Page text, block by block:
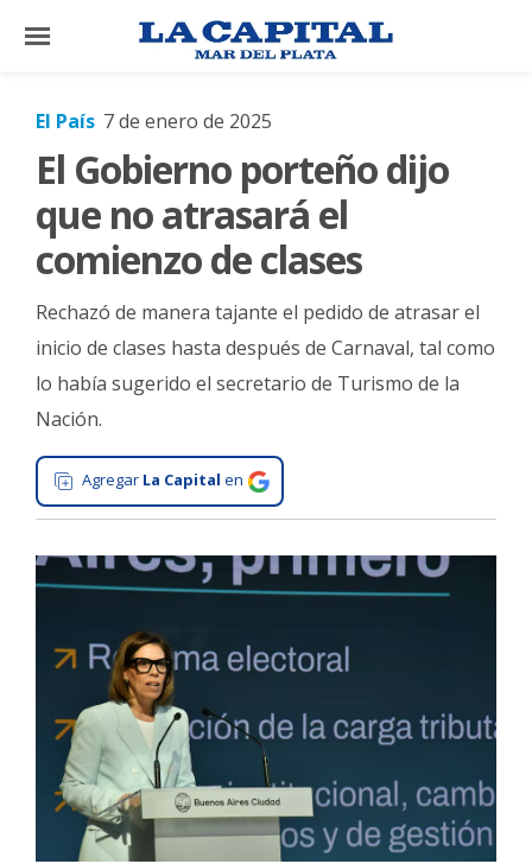
×
El
El
Mundo
La
Zona
Cultura
Tecnología
Gastronomía
Salud
Interés
General
Ciudad
Deportes
Arte
Espectáculos
Policiales
El País 7 de enero de 2025
El Gobierno porteño dijo
que no atrasará el
comienzo de clases
Rechazó de manera tajante el pedido de atrasar el
inicio de clases hasta después de Carnaval, tal como
lo había sugerido el secretario de Turismo de la
Nación.
Agregar La Capital en